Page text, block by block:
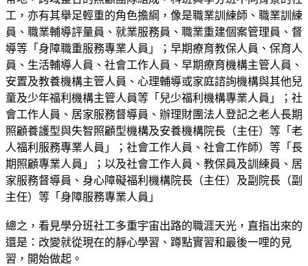
工，亦有其舉足輕重的角色擔綱，像是職業訓練師、職業訓練
員、職業輔導評量員、就業服務員、職業重建個案管理員、督
導等「身障職重服務專業人員」；早期療育教保人員、保育人
員、生活輔導人員、社會工作人員、早期療育機構主管人員、
安置及教養機構主管人員、心理輔導或家庭諮詢機構與其他兒
童及少年福利機構主管人員等「兒少福利機構專業人員」；社
會工作人員、居家服務督導員、辦理財團法人登記之老人長期
照顧養護型與失智照顧型機構及安養機構院長（主任）等「老
人福利服務專業人員」；社會工作人員、社會工作師）等「長
期照顧專業人員」；以及社會工作人員、教保員及訓練員、居
家服務督導員、身心障礙福利機構院長（主任）及副院長（副
主任）等「身障服務專業人員」
總之，看見學分班社工多重宇宙出路的職涯天光，直指出來的
還是：改變就從現在的靜心學習、蹲點實習和最後一哩的見
習，開始做起。